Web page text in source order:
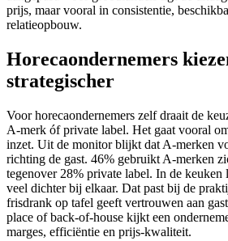
prijs, maar vooral in consistentie,
relatieopbouw.
Horecaondernemers
strategischer
Voor horecaondernemers zelf draait de
A-merk óf private label. Het gaat vooral
inzet. Uit de monitor blijkt dat A-merken
richting de gast. 46% gebruikt A-merken
tegenover 28% private label. In de keuken
veel dichter bij elkaar. Dat past bij de
frisdrank op tafel geeft vertrouwen aan
place of back-of-house kijkt een
marges, efficiëntie en prijs-kwaliteit.